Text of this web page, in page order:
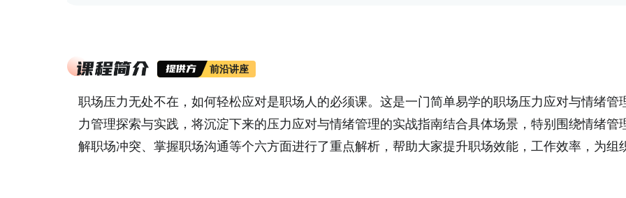
前沿讲座
职场压力无处不在，如何轻松应对是职场人的必须课。这是一门简单易学的职场压力应对与情绪
力管理探索与实践，将沉淀下来的压力应对与情绪管理的实战指南结合具体场景，特别围绕情绪
解职场冲突、掌握职场沟通等个六方面进行了重点解析，帮助大家提升职场效能，工作效率，为组